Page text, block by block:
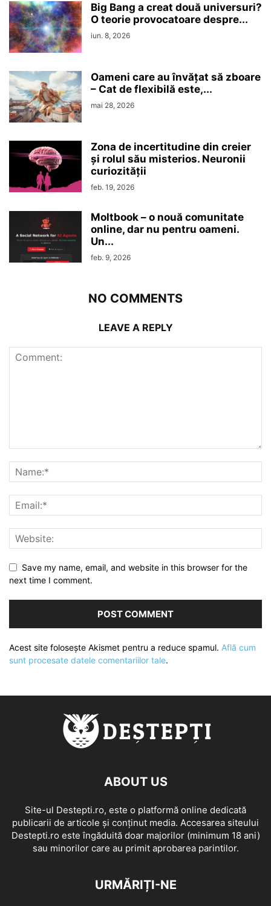
Big Bang a creat două universuri?
O teorie provocatoare despre...
iun. 8, 2026
Oameni care au învățat să zboare
– Cat de flexibilă este,...
mai 28, 2026
Zona de incertitudine din creier
şi rolul său misterios. Neuronii
curiozităţii
feb. 19, 2026
Moltbook – o nouă comunitate
online, dar nu pentru oameni.
Un...
feb. 9, 2026
NO COMMENTS
LEAVE A REPLY
Save my name, email, and website in this browser for the
next time I comment.
Acest site folosește Akismet pentru a reduce spamul. Află cum
sunt procesate datele comentariilor tale.
ABOUT US
Site-ul Destepti.ro, este o platformă online dedicată
publicarii de articole și conținut media. Accesarea siteului
Destepti.ro este îngăduită doar majorilor (minimum 18 ani)
sau minorilor care au primit aprobarea parintilor.
URMĂRIȚI-NE